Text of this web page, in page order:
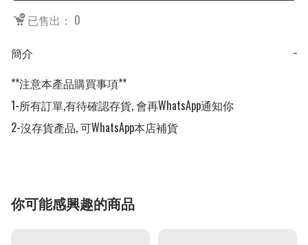
已售出： 0
簡介
−
**注意本產品購買事項**
1-所有訂單,有待確認存貨, 會再WhatsApp通知你
2-沒存貨產品, 可WhatsApp本店補貨
你可能感興趣的商品